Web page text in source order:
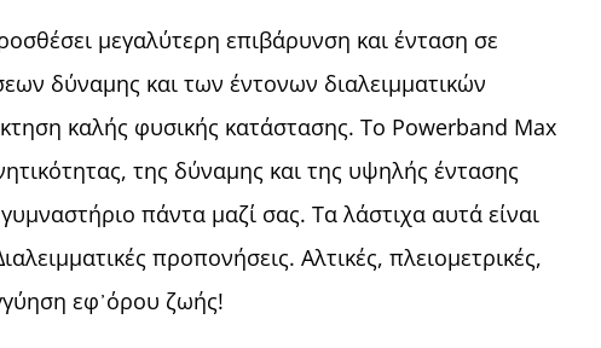
μεγαλύτερη επιβάρυνση και ένταση σε
δύναμης και των έντονων διαλειμματικών
καλής φυσικής κατάστασης. Το Powerband Max
της δύναμης και της υψηλής έντασης
πάντα μαζί σας. Τα λάστιχα αυτά είναι
προπονήσεις. Αλτικές, πλειομετρικές,
εφ᾽όρου ζωής!